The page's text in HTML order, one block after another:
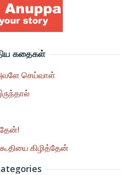
கதைகள்
செய்வாள்
கிழித்தேன்